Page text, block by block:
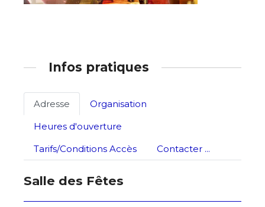
* Champ obligatoire
Prénom
J'accepte les termes et conditions
Infos pratiques
Adresse
Organisation
Heures d'ouverture
Tarifs/Conditions Accès
Contacter ...
Salle des Fêtes